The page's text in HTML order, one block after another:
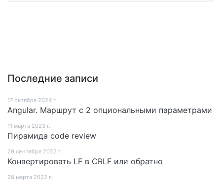
Последние записи
17 октября 2024 г.
Angular. Маршрут c 2 опциональными параметрами
11 мартa 2023 г.
Пирамида code review
29 сентября 2022 г.
Конвертировать LF в CRLF или обратно
28 мартa 2022 г.